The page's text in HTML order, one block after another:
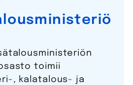
toimii
, kalatalous- ja